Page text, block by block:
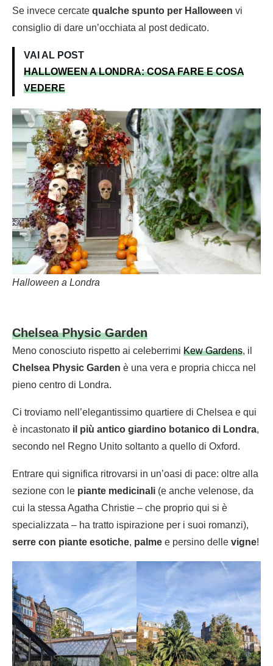
Se invece cercate qualche spunto per Halloween vi
consiglio di dare un’occhiata al post dedicato.
VAI AL POST
HALLOWEEN A LONDRA: COSA FARE E COSA
VEDERE
Halloween a Londra
Chelsea Physic Garden
Meno conosciuto rispetto ai celeberrimi Kew Gardens, il
Chelsea Physic Garden è una vera e propria chicca nel
pieno centro di Londra.
Ci troviamo nell’elegantissimo quartiere di Chelsea e qui
è incastonato il più antico giardino botanico di Londra,
secondo nel Regno Unito soltanto a quello di Oxford.
Entrare qui significa ritrovarsi in un’oasi di pace: oltre alla
sezione con le piante medicinali (e anche velenose, da
cui la stessa Agatha Christie – che proprio qui si è
specializzata – ha tratto ispirazione per i suoi romanzi),
serre con piante esotiche, palme e persino delle vigne!